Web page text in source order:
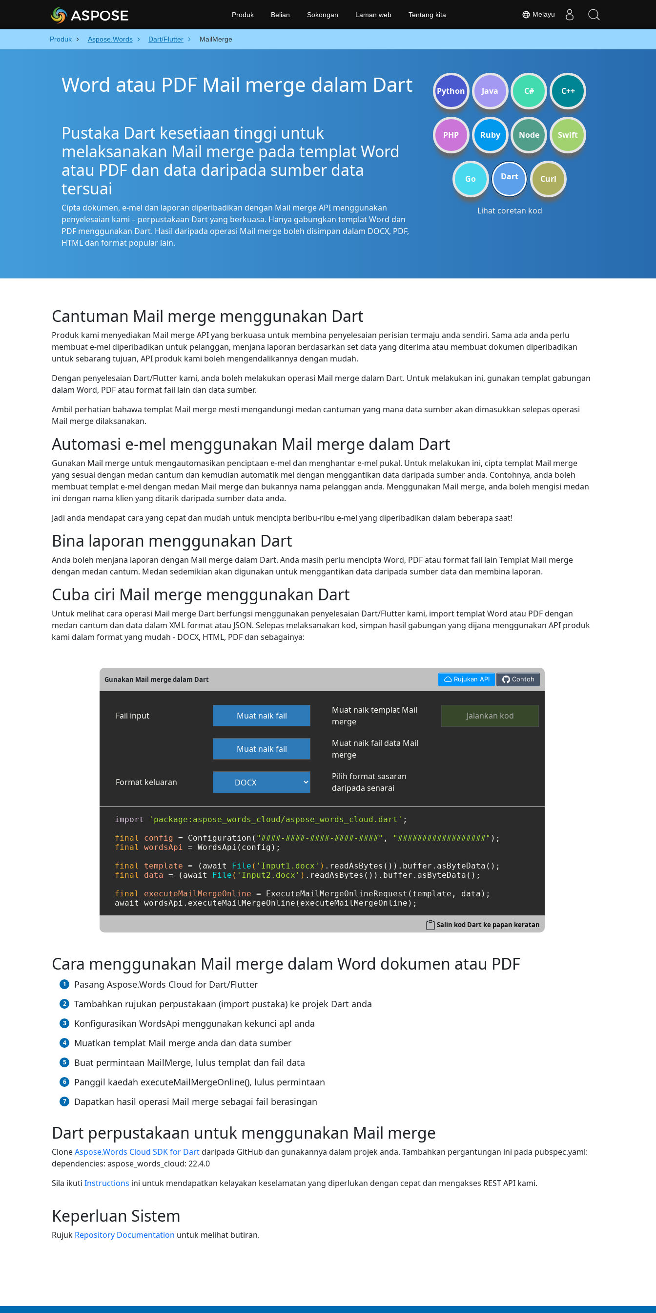
Produk Aspose.Words Dart/Flutter MailMerge
Word atau PDF Mail merge dalam Dart
Pustaka Dart kesetiaan tinggi untuk
melaksanakan Mail merge pada templat Word
atau PDF dan data daripada sumber data
tersuai
Cipta dokumen, e-mel dan laporan diperibadikan dengan Mail merge API menggunakan
penyelesaian kami – perpustakaan Dart yang berkuasa. Hanya gabungkan templat Word dan
PDF menggunakan Dart. Hasil daripada operasi Mail merge boleh disimpan dalam DOCX, PDF,
HTML dan format popular lain.
Python Java C# C++
PHP Ruby Node Swift
Go Dart Curl
Lihat coretan kod
Cantuman Mail merge menggunakan Dart
Produk kami menyediakan Mail merge API yang berkuasa untuk membina penyelesaian perisian termaju anda sendiri. Sama ada anda perlu
membuat e-mel diperibadikan untuk pelanggan, menjana laporan berdasarkan set data yang diterima atau membuat dokumen diperibadikan
untuk sebarang tujuan, API produk kami boleh mengendalikannya dengan mudah.
Dengan penyelesaian Dart/Flutter kami, anda boleh melakukan operasi Mail merge dalam Dart. Untuk melakukan ini, gunakan templat gabungan
dalam Word, PDF atau format fail lain dan data sumber.
Ambil perhatian bahawa templat Mail merge mesti mengandungi medan cantuman yang mana data sumber akan dimasukkan selepas operasi
Mail merge dilaksanakan.
Automasi e-mel menggunakan Mail merge dalam Dart
Gunakan Mail merge untuk mengautomasikan penciptaan e-mel dan menghantar e-mel pukal. Untuk melakukan ini, cipta templat Mail merge
yang sesuai dengan medan cantum dan kemudian automatik mel dengan menggantikan data daripada sumber anda. Contohnya, anda boleh
membuat templat e-mel dengan medan Mail merge dan bukannya nama pelanggan anda. Menggunakan Mail merge, anda boleh mengisi medan
ini dengan nama klien yang ditarik daripada sumber data anda.
Jadi anda mendapat cara yang cepat dan mudah untuk mencipta beribu-ribu e-mel yang diperibadikan dalam beberapa saat!
Bina laporan menggunakan Dart
Anda boleh menjana laporan dengan Mail merge dalam Dart. Anda masih perlu mencipta Word, PDF atau format fail lain Templat Mail merge
dengan medan cantum. Medan sedemikian akan digunakan untuk menggantikan data daripada sumber data dan membina laporan.
Cuba ciri Mail merge menggunakan Dart
Untuk melihat cara operasi Mail merge Dart berfungsi menggunakan penyelesaian Dart/Flutter kami, import templat Word atau PDF dengan
medan cantum dan data dalam XML format atau JSON. Selepas melaksanakan kod, simpan hasil gabungan yang dijana menggunakan API produk
kami dalam format yang mudah - DOCX, HTML, PDF dan sebagainya:
Gunakan Mail merge dalam Dart Rujukan API Contoh
Fail input Muat naik fail
Muat naik templat Mail
merge
Jalankan kod
Muat naik fail
Muat naik fail data Mail
merge
Format keluaran
Pilih format sasaran
daripada senarai
import 'package:aspose_words_cloud/aspose_words_cloud.dart' ;
final
config = Configuration( "####-####-####-####-####" , "##################"
final
wordsApi = WordsApi(config);
final
template = (await File ( 'Input1.docx' )
final
data = (await File ( 'Input2.docx' ) .readAsBytes()).buffer.asByteData();
final
executeMailMergeOnline = ExecuteMailMergeOnlineRequest(template, data);
await wordsApi.executeMailMergeOnline(executeMailMergeOnline);
Salin kod Dart ke papan keratan
Cara menggunakan Mail merge dalam Word dokumen atau PDF
Pasang Aspose.Words Cloud for Dart/Flutter
Tambahkan rujukan perpustakaan (import pustaka) ke projek Dart anda
Konfigurasikan WordsApi menggunakan kekunci apl anda
Muatkan templat Mail merge anda dan data sumber
Buat permintaan MailMerge, lulus templat dan fail data
Panggil kaedah executeMailMergeOnline(), lulus permintaan
Dapatkan hasil operasi Mail merge sebagai fail berasingan
Dart perpustakaan untuk menggunakan Mail merge
CloneAspose.Words Cloud SDK for Dartdaripada GitHub dan gunakannya dalam projek anda. Tambahkan pergantungan ini pada pubspec.yaml:
dependencies: aspose_words_cloud: 22.4.0
Sila ikuti Instructions ini untuk mendapatkan kelayakan keselamatan yang diperlukan dengan cepat dan mengakses REST API kami.
Keperluan Sistem
Rujuk Repository Documentation untuk melihat butiran.
Melayu
Produk Belian Sokongan Laman web Tentang kita